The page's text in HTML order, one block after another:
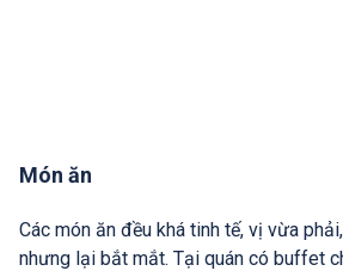
Món ăn
Các món ăn đều khá tinh tế, vị vừa
nhưng lại bắt mắt. Tại quán có buffet